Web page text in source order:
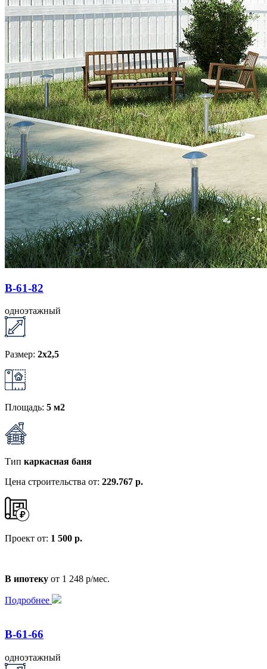
B-61-82
одноэтажный
Размер: 2x2,5
Площадь: 5 м2
Тип каркасная баня
Цена строительства от: 229.767 р.
Проект от: 1 500 р.
В ипотеку от 1 248 р/мес.
Подробнее
B-61-66
одноэтажный